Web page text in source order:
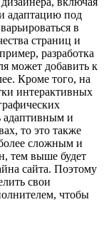
адаптацию под
в
страниц и
разработка
может добавить к
Кроме того, на
интерактивных
адаптивным и
то это также
сложным и
тем выше будет
сайта. Поэтому
свои
чтобы